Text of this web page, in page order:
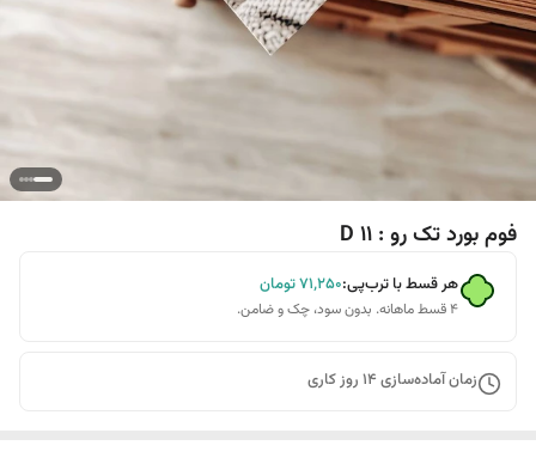
فوم بورد تک رو : D 11
هر قسط با ترب‌پی:۷۱٬۲۵۰تومان
۴ قسط ماهانه. بدون سود، چک و ضامن.
زمان آماده‌سازی 14 روز کاری